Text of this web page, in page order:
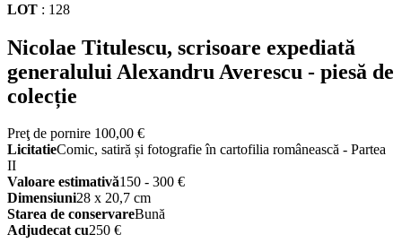
LOT : 128
Nicolae Titulescu, scrisoare expediată
generalului Alexandru Averescu - piesă de
colecție
Preţ de pornire 100,00 €
LicitatieComic, satiră și fotografie în cartofilia românească - Partea
II
Valoare estimativă150 - 300 €
Dimensiuni28 x 20,7 cm
Starea de conservareBună
Adjudecat cu250 €